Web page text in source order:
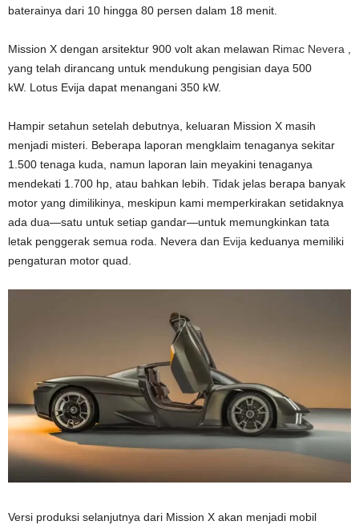
baterainya dari 10 hingga 80 persen dalam 18 menit.
Mission X dengan arsitektur 900 volt akan melawan Rimac Nevera
yang telah dirancang untuk mendukung pengisian daya 500
kW. Lotus Evija dapat menangani 350 kW.
Hampir setahun setelah debutnya, keluaran Mission X masih
menjadi misteri. Beberapa laporan mengklaim tenaganya sekitar
1.500 tenaga kuda, namun laporan lain meyakini tenaganya
mendekati 1.700 hp, atau bahkan lebih. Tidak jelas berapa banyak
motor yang dimilikinya, meskipun kami memperkirakan setidaknya
ada dua—satu untuk setiap gandar—untuk memungkinkan tata
letak penggerak semua roda. Nevera dan Evija keduanya memiliki
pengaturan motor quad.
Versi produksi selanjutnya dari Mission X akan menjadi mobil